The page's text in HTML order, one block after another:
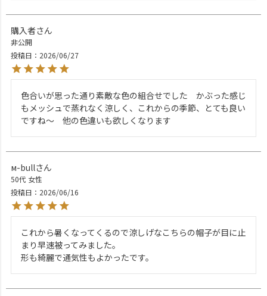
購入者
非公開
投稿日
2026/06/27
色合いが思った通り素敵な色の組合せでした　かぶった感じ
もメッシュで蒸れなく涼しく、これからの季節、とても良い
ですね～　他の色違いも欲しくなります
м-bull
50代 女性
投稿日
2026/06/16
これから暑くなってくるので涼しげなこちらの帽子が目に止
まり早速被ってみました。
形も綺麗で通気性もよかったです。